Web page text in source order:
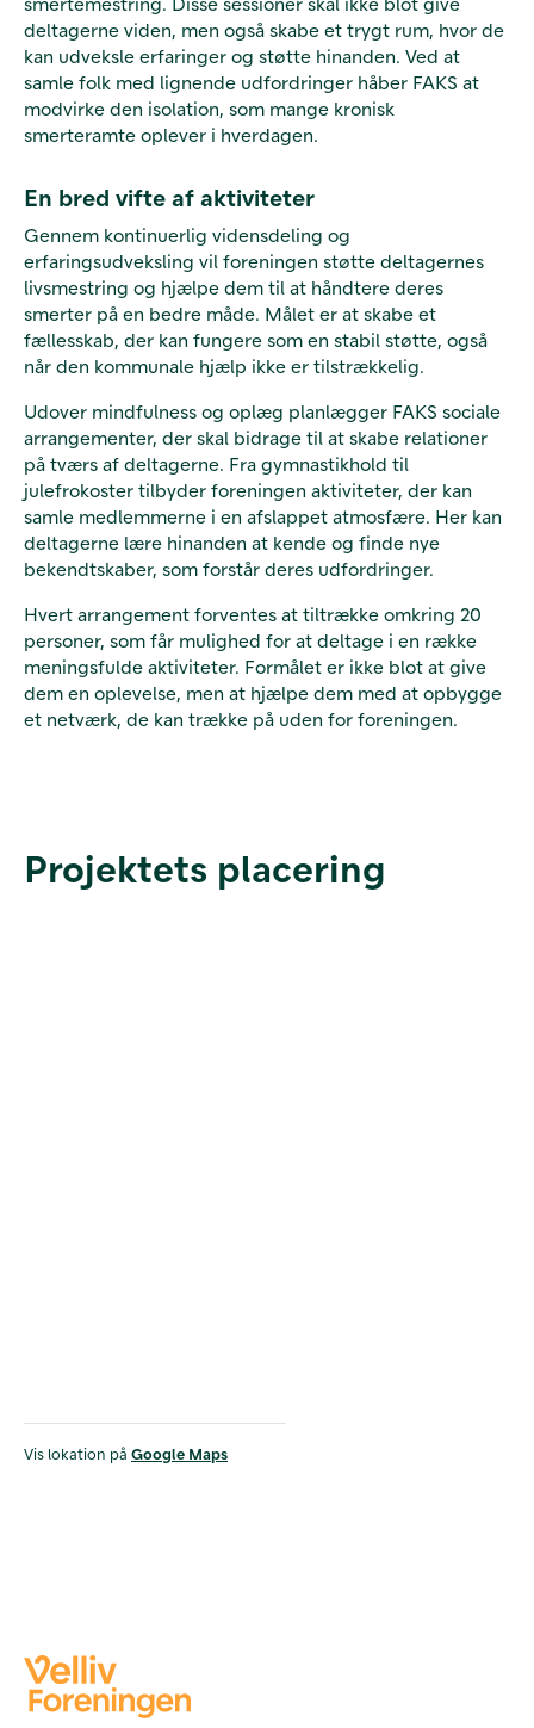
deltagerne viden, men også skabe et trygt rum, hvor de
kan udveksle erfaringer og støtte hinanden. Ved at
samle folk med lignende udfordringer håber FAKS at
modvirke den isolation, som mange kronisk
smerteramte oplever i hverdagen.
En bred vifte af aktiviteter
Gennem kontinuerlig vidensdeling og
erfaringsudveksling vil foreningen støtte deltagernes
livsmestring og hjælpe dem til at håndtere deres
smerter på en bedre måde. Målet er at skabe et
fællesskab, der kan fungere som en stabil støtte, også
når den kommunale hjælp ikke er tilstrækkelig.
Udover mindfulness og oplæg planlægger FAKS sociale
arrangementer, der skal bidrage til at skabe relationer
på tværs af deltagerne. Fra gymnastikhold til
julefrokoster tilbyder foreningen aktiviteter, der kan
samle medlemmerne i en afslappet atmosfære. Her kan
deltagerne lære hinanden at kende og finde nye
bekendtskaber, som forstår deres udfordringer.
Hvert arrangement forventes at tiltrække omkring 20
personer, som får mulighed for at deltage i en række
meningsfulde aktiviteter. Formålet er ikke blot at give
dem en oplevelse, men at hjælpe dem med at opbygge
et netværk, de kan trække på uden for foreningen.
Projektets placering
Vis lokation på Google Maps